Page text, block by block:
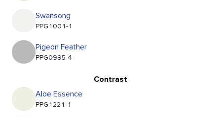
Swansong
PPG1001-1
Pigeon Feather
PPG0995-4
Contrast
Aloe Essence
PPG1221-1